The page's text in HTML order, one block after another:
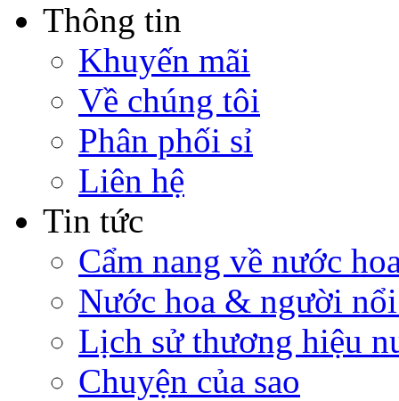
Thông tin
Khuyến mãi
Về chúng tôi
Phân phối sỉ
Liên hệ
Tin tức
Cẩm nang về nước
Nước hoa & người
Lịch sử thương hiệu
Chuyện của sao